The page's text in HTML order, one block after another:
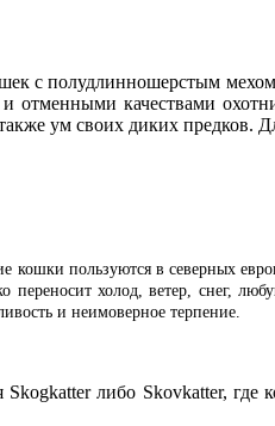
с полудлинношерстым
отменными качествами
ум своих диких предков.
кошки пользуются в северных
переносит холод, ветер, снег,
и неимоверное терпение.
либо Skovkatter, где